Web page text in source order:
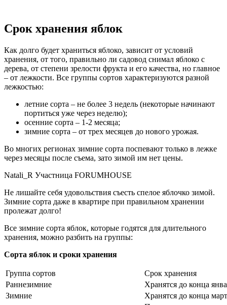
Срок хранения яблок
Как долго будет храниться яблоко, зависит от условий
хранения, от того, правильно ли садовод снимал яблоко с
дерева, от степени зрелости фрукта и его качества, но главное
– от лежкости. Все группы сортов характеризуются разной
лежкостью:
летние сорта – не более 3 недель (некоторые начинают
портиться уже через неделю);
осенние сорта – 1-2 месяца;
зимние сорта – от трех месяцев до нового урожая.
Во многих регионах зимние сорта поспевают только в лежке
через месяцы после съема, зато зимой им нет цены.
Natali_R Участница FORUMHOUSE
Не лишайте себя удовольствия съесть спелое яблочко зимой.
Зимние сорта даже в квартире при правильном хранении
пролежат долго!
Все зимние сорта яблок, которые годятся для длительного
хранения, можно разбить на группы:
Сорта яблок и сроки хранения
Группа сортов
Срок хранения
Раннезимние
Хранятся до конца
Зимние
Хранятся до конца